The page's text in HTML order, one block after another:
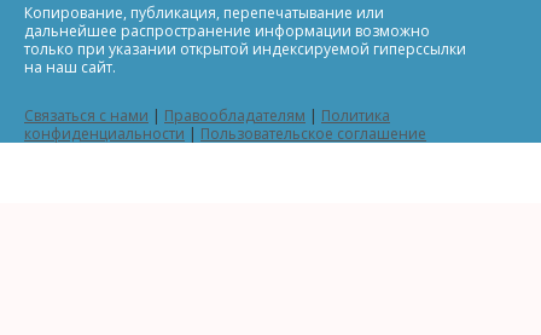
Копирование, публикация, перепечатывание или
дальнейшее распространение информации возможно
только при указании открытой индексируемой гиперссылки
на наш сайт.
Связаться с нами | Правообладателям | Политика
конфиденциальности | Пользовательское соглашение